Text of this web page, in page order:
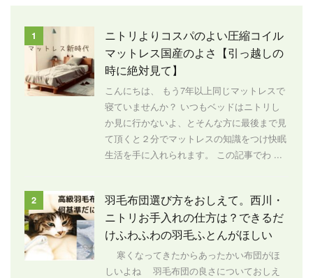
1
ニトリよりコスパのよい圧縮コイル
マットレス国産のよさ【引っ越しの
時に絶対見て】
こんにちは、 もう7年以上同じマットレスで
寝ていませんか？ いつもベッドはニトリし
か見に行かないよ、とそんな方に最後まで見
て頂くと２分でマットレスの知識をつけ快眠
生活を手に入れられます。 この記事でわ ...
2
羽毛布団選び方をおしえて。西川・
ニトリお手入れの仕方は？できるだ
けふわふわの羽毛ふとんがほしい
寒くなってきたからあったかい布団がほ
しいよね 羽毛布団の良さについておしえ